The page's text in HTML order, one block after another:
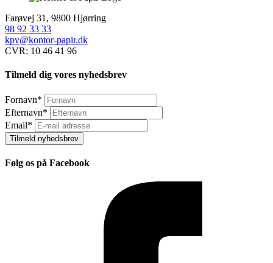
Farøvej 31, 9800 Hjørring
98 92 33 33
kpv@kontor-papir.dk
CVR: 10 46 41 96
Tilmeld dig vores nyhedsbrev
Fornavn*
Efternavn*
Email*
Tilmeld nyhedsbrev
Følg os på Facebook